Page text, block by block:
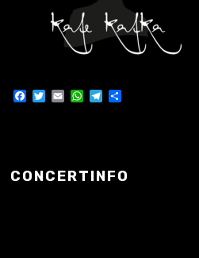
Facebook
TwitterEmailWhatsApp
Telegram
CONCERTINFO